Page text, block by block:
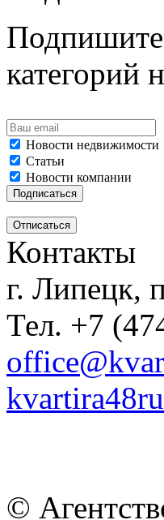
категорий
Новости недвижимости
Статьи
Новости компании
Контакты
г. Липецк,
Тел. +7
kvartira48ru
©